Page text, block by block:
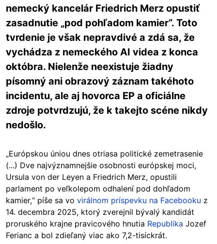
nemecký kancelár Friedrich Merz opustiť
zasadnutie „pod pohľadom kamier“. Toto
tvrdenie je však nepravdivé a zdá sa, že
vychádza z nemeckého AI videa z konca
októbra. Nielenže neexistuje žiadny
písomný ani obrazový záznam takéhoto
incidentu, ale aj hovorca EP a oficiálne
zdroje potvrdzujú, že k takejto scéne nikdy
nedošlo.
„Európskou úniou dnes otriasa politické zemetrasenie
(...) Dve najvýznamnejšie osobnosti európskej moci,
Ursula von der Leyen a Friedrich Merz, opustili
parlament po veľkolepom odhalení pod dohľadom
kamier,“ píše sa vo virálnom príspevku na Facebooku z
14. decembra 2025, ktorý zverejnil bývalý kandidát
proruského krajne pravicového hnutia Republika Jozef
Ferianc a bol zdieľaný viac ako 7,2-tisíckrát.